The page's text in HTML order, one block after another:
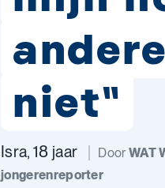
niet"
Isra, 18 jaar DoorWAT
jongerenreporter